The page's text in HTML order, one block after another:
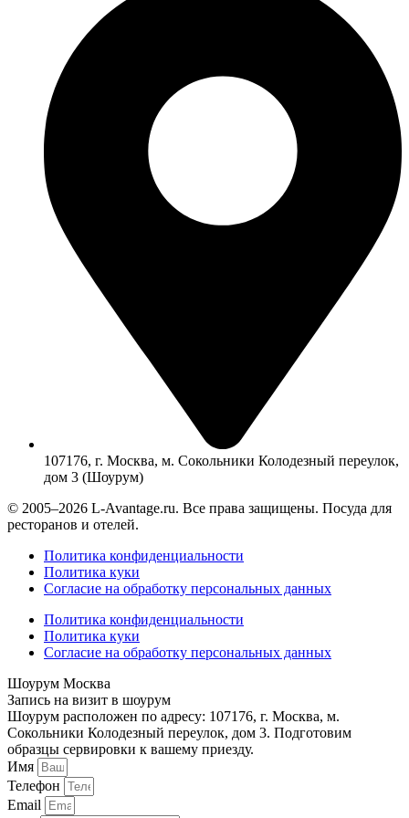
107176, г. Москва, м. Сокольники Колодезный переулок,
дом 3 (Шоурум)
© 2005–2026 L-Avantage.ru. Все права защищены. Посуда для
ресторанов и отелей.
Политика конфиденциальности
Политика куки
Согласие на обработку персональных данных
Политика конфиденциальности
Политика куки
Согласие на обработку персональных данных
Шоурум Москва
Запись на визит в шоурум
Шоурум расположен по адресу: 107176, г. Москва, м.
Сокольники Колодезный переулок, дом 3. Подготовим
образцы сервировки к вашему приезду.
Имя
Телефон
Email